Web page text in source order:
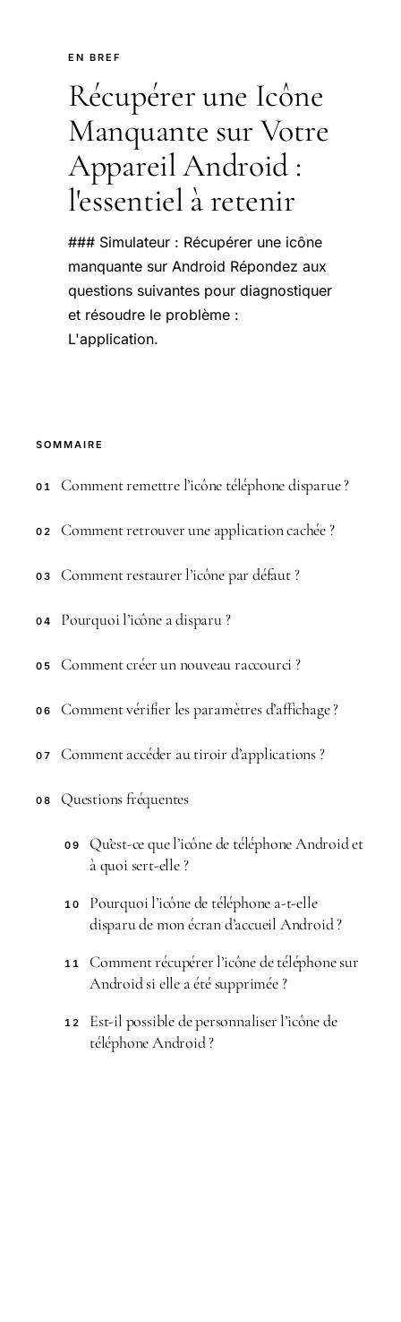
EN BREF
Récupérer une Icône
Manquante sur Votre
Appareil Android :
l'essentiel à retenir
### Simulateur : Récupérer une icône
manquante sur Android Répondez aux
questions suivantes pour diagnostiquer
et résoudre le problème :
L'application.
SOMMAIRE
01 Comment remettre l’icône téléphone disparue ?
02 Comment retrouver une application cachée ?
03 Comment restaurer l’icône par défaut ?
04 Pourquoi l’icône a disparu ?
05 Comment créer un nouveau raccourci ?
06 Comment vérifier les paramètres d’affichage ?
07 Comment accéder au tiroir d’applications ?
08 Questions fréquentes
09
Qu’est-ce que l’icône de téléphone Android et
à quoi sert-elle ?
10
Pourquoi l’icône de téléphone a-t-elle
disparu de mon écran d’accueil Android ?
11
Comment récupérer l’icône de téléphone sur
Android si elle a été supprimée ?
12
Est-il possible de personnaliser l’icône de
téléphone Android ?